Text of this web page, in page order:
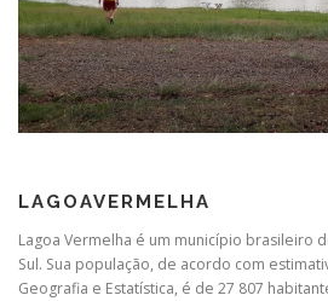
LAGOAVERMELHA
Lagoa Vermelha é um município brasileiro
Sul. Sua população, de acordo com
Geografia e Estatística, é de 27 807